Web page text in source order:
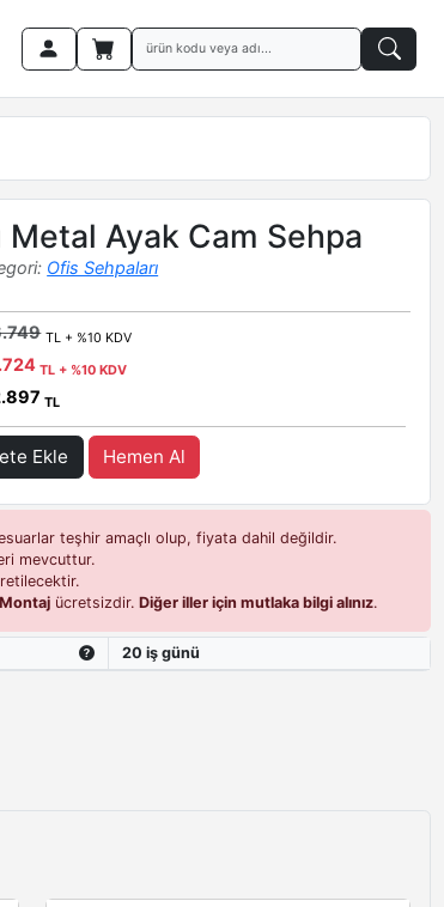
Metal Ayak Cam Sehpa
Ofis Sehpaları
TL + %10 KDV
TL + %10 KDV
TL
Ekle Hemen Al
teşhir amaçlı olup, fiyata dahil değildir.
mevcuttur.
ücretsizdir.Diğer iller için mutlaka bilgi alınız.
20 iş günü